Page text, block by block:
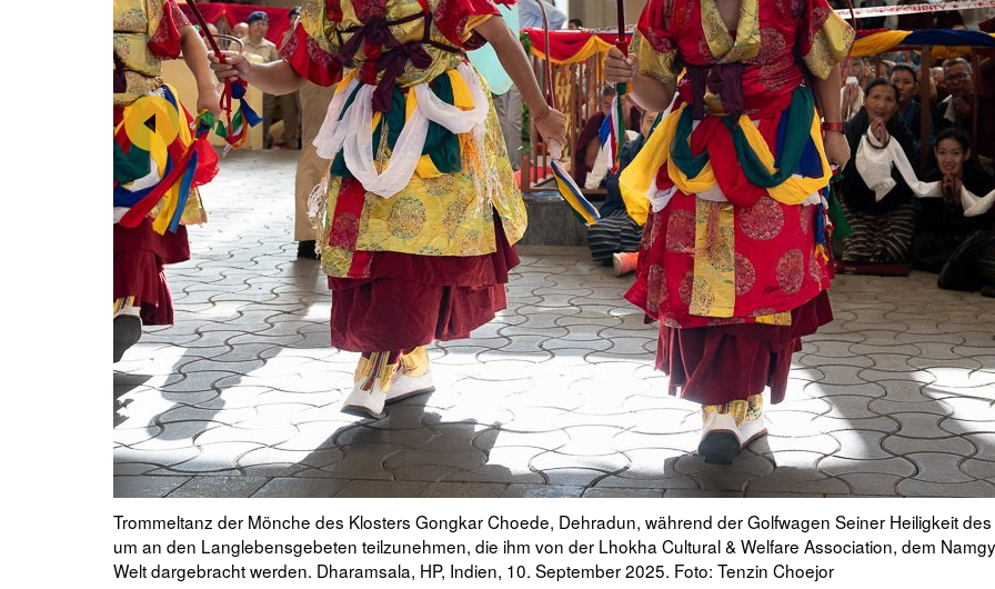
Seine Heiligkeit der Dalai Lama trifft im Hof des tibetischen Haupttempels ein, um an den Langlebensgebeten
Welfare Association, dem Namgyal Institute Ithaca und jungen Tibetern aus aller Welt dargebracht werden.
Tenzin Choejor